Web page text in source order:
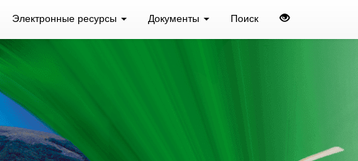
Электронные ресурсы Документы Поиск